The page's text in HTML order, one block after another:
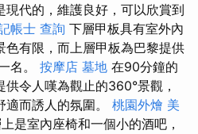
代的，維護良好，可以欣賞到
帳士 查詢 下層甲板具有室外內
色有限，而上層甲板為巴黎提供
名。 按摩店 墓地 在90分鐘的
令人嘆為觀止的360°景觀，
而誘人的氛圍。 桃園外燴 美
是室內座椅和一個小的酒吧，